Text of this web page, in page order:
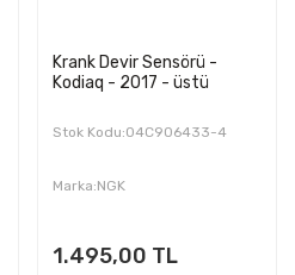
Krank Devir Sensörü -
Kodiaq - 2017 - üstü
Stok Kodu:04C906433-4
Marka:NGK
1.495,00 TL